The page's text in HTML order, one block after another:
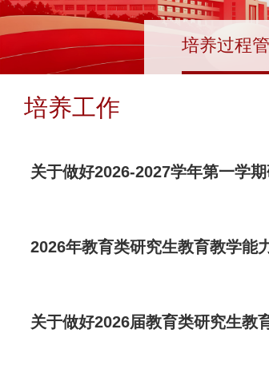
培养工作
培养过程
关于做好2026-2027学年第一学
2026年教育类研究生教育教学能
关于做好2026届教育类研究生教